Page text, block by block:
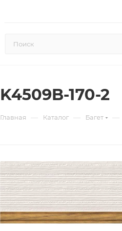
K4509B-170-2
Главная — Каталог — Багет —